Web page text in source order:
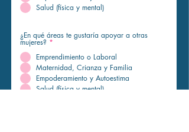
Salud (física y mental)
¿En qué áreas te gustaría apoyar a otras
mujeres? *
Emprendimiento o Laboral
Maternidad, Crianza y Familia
Empoderamiento y Autoestima
Salud (física y mental)